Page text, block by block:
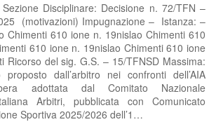
Disciplinare: Decisione n. 72/TFN –
(motivazioni) Impugnazione – Istanza: –
Chimenti 610 ione n. 19nislao Chimenti 610
610 ione n. 19nislao Chimenti 610 ione
Ricorso del sig. G.S. – 15/TFNSD Massima:
dall’arbitro nei confronti dell’AIA
adottata dal Comitato Nazionale
Arbitri, pubblicata con Comunicato
Sportiva 2025/2026 dell’1…